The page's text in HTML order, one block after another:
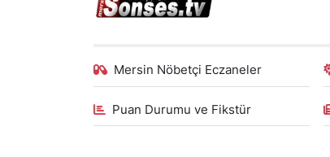
Mersin Nöbetçi Eczaneler
Puan Durumu ve Fikstür